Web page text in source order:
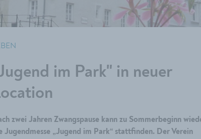
im Park" in neuer
zwei Jahren Zwangspause kann zu Sommerbeginn
Jugendmesse „Jugend im Park“ stattfinden. Der Verein